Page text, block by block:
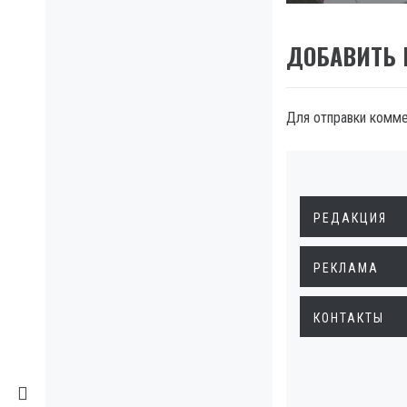
ДОБАВИТЬ
Для отправки
РЕДАКЦИЯ
РЕКЛАМА
КОНТАКТЫ